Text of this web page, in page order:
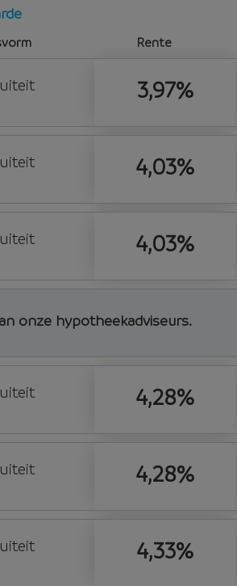
Rente
3,97%
4,03%
4,03%
onze hypotheekadviseurs.
4,28%
4,28%
4,33%